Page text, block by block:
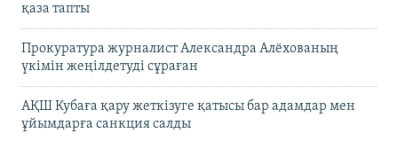
қаза тапты
Прокуратура журналист Александра Алёхованың
үкімін жеңілдетуді сұраған
АҚШ Кубаға қару жеткізуге қатысы бар адамдар мен
ұйымдарға санкция салды